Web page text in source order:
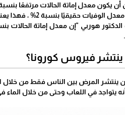
يكون معدل إماتة الحالات مرتفعًا بنسبة 2 في
حقيقيًا بنسبة 2% ، فهذا يعني أن اثنين من كل 100 مريض مصابين به سيموتون.
فيروس كورونا؟
ينتشر المرض بين الناس فقط من
يتواجد في اللعاب وحتى من خلال الماء